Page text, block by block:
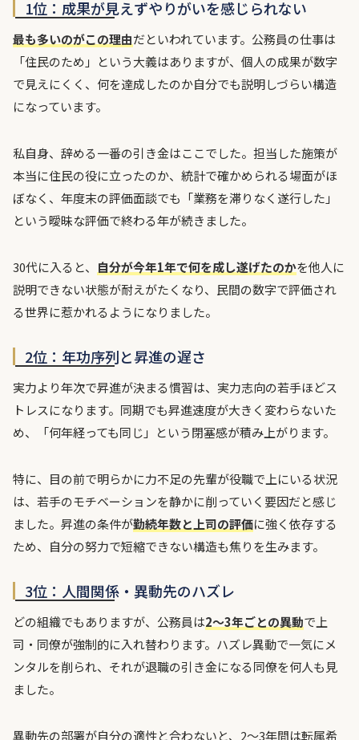
1位：成果が見えずやりがいを感じられない
最も多いのがこの理由だといわれています。公務員の仕事は
「住民のため」という大義はありますが、個人の成果が数字
で見えにくく、何を達成したのか自分でも説明しづらい構造
になっています。
私自身、辞める一番の引き金はここでした。担当した施策が
本当に住民の役に立ったのか、統計で確かめられる場面がほ
ぼなく、年度末の評価面談でも「業務を滞りなく遂行した」
という曖昧な評価で終わる年が続きました。
30代に入ると、 自分が今年1年で何を成し遂げたのかを他人に
説明できない状態が耐えがたくなり、民間の数字で評価され
る世界に惹かれるようになりました。
2位：年功序列と昇進の遅さ
実力より年次で昇進が決まる慣習は、実力志向の若手ほどス
トレスになります。同期でも昇進速度が大きく変わらないた
め、「何年経っても同じ」という閉塞感が積み上がります。
特に、目の前で明らかに力不足の先輩が役職で上にいる状況
は、若手のモチベーションを静かに削っていく要因だと感じ
ました。昇進の条件が勤続年数と上司の評価に強く依存する
ため、自分の努力で短縮できない構造も焦りを生みます。
3位：人間関係・異動先のハズレ
どの組織でもありますが、公務員は2〜3年ごとの異動で上
司・同僚が強制的に入れ替わります。ハズレ異動で一気にメ
ンタルを削られ、それが退職の引き金になる同僚を何人も見
ました。
異動先の部署が自分の適性と合わないと、2〜3年間は転属希